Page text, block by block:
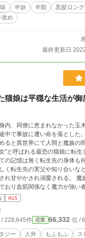
かなかの苦労人ではあるもの
。 葵 各土地の守護職よりかなり上の 俗に言うエライ
。 そして、スゴイ人。 元は人
人の他のお話】 杏の臆病な恋
半妖 半獣 黒髪ロング
攻め
最終更新日
猫娘は平穏な生活が御
内、同僚に恵まれなかった玉
中で事故に遭い命を落とした
ると異世界にて人間と魔族の
"と呼ばれる最恐の猫娘に転生していた。 転
の記憶は無く転生先の身体も
しく転生先の実父や知り合いな
され甘やかされ溺愛される。 魔族の間では少子高齢化が進ん
おり血筋関係なく魔力が強い
をひっきりなしに申し込まれ
ですがもしかしたら跳ね上がるかもしれ
説大賞にエントリーしています。 旧タイトル『半妖
したら溺愛
R15
/ 228,645件 恋愛 66,332 位 /
ジー 人外 もふもふ ス